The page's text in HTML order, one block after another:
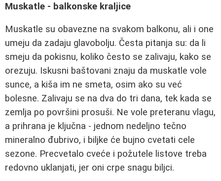
Muskatle - balkonske kraljice
Muskatle su obavezne na svakom balkonu, ali i one
umeju da zadaju glavobolju. Česta pitanja su: da li
smeju da pokisnu, koliko često se zalivaju, kako se
orezuju. Iskusni baštovani znaju da muskatle vole
sunce, a kiša im ne smeta, osim ako su već
bolesne. Zalivaju se na dva do tri dana, tek kada se
zemlja po površini prosuši. Ne vole preteranu vlagu,
a prihrana je ključna - jednom nedeljno tečno
mineralno đubrivo, i biljke će bujno cvetati cele
sezone. Precvetalo cveće i požutele listove treba
redovno uklanjati, jer oni crpe snagu biljci.